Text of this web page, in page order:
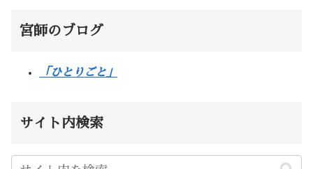
宮師のブログ
「ひとりごと」
サイト内検索